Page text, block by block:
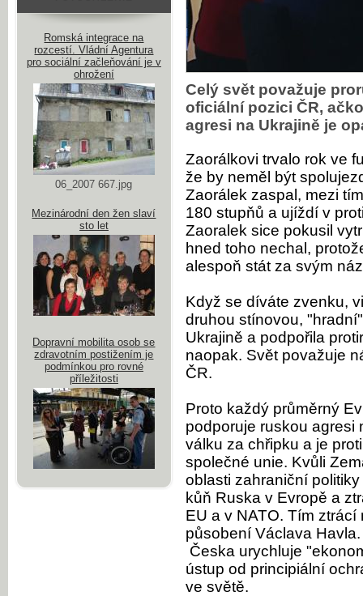
Celý svět považuje
oficiální pozici ČR,
agresi na Ukrajině je
Zaorálkovi trvalo rok ve
že by neměl být
Zaorálek zaspal, mezi
180 stupňů a ujíždí v
Zaoralek sice pokusil
hned toho nechal,
alespoň stát za svým
Když se díváte zvenku,
druhou stínovou,
Ukrajině a podpořila
naopak. Svět považuje
ČR.
Proto každý průměrný
podporuje ruskou agresi
válku za chřipku a je
společné unie. Kvůli
oblasti zahraniční
kůň Ruska v Evropě a
EU a v NATO. Tím
působení Václava
Česka urychluje
ústup od principiální
ve světě.
Romská integrace na
rozcestí. Vládní Agentura
pro sociální začleňování je v
ohrožení
06_2007 667.jpg
Mezinárodní den žen slaví
sto let
Dopravní mobilita osob se
zdravotním postižením je
podmínkou pro rovné
příležitosti